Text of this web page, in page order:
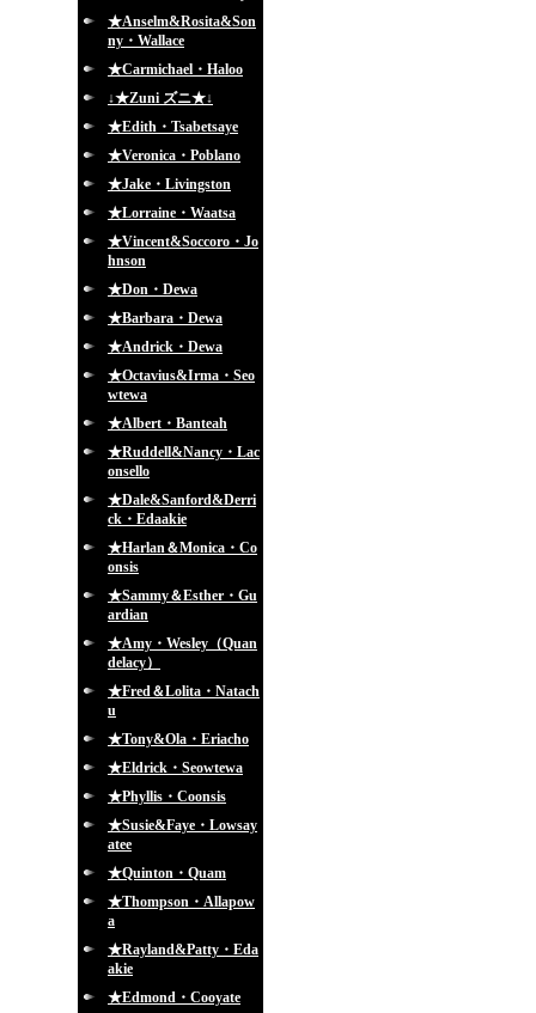
★Anselm&Rosita&Son
ny・Wallace
★Carmichael・Haloo
↓★Zuni ズニ★↓
★Edith・Tsabetsaye
★Veronica・Poblano
★Jake・Livingston
★Lorraine・Waatsa
★Vincent&Soccoro・Jo
hnson
★Don・Dewa
★Barbara・Dewa
★Andrick・Dewa
★Octavius&Irma・Seo
wtewa
★Albert・Banteah
★Ruddell&Nancy・Lac
onsello
★Dale&Sanford&Derri
ck・Edaakie
★Harlan＆Monica・Co
onsis
★Sammy＆Esther・Gu
ardian
★Amy・Wesley（Quan
delacy）
★Fred＆Lolita・Natach
u
★Tony&Ola・Eriacho
★Eldrick・Seowtewa
★Phyllis・Coonsis
★Susie&Faye・Lowsay
atee
★Quinton・Quam
★Thompson・Allapow
a
★Rayland&Patty・Eda
akie
★Edmond・Cooyate